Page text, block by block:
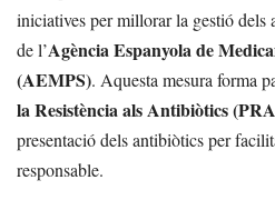
iniciatives per millorar la gestió dels
de l’Agència Espanyola de
(AEMPS). Aquesta mesura forma
la Resistència als Antibiòtics
presentació dels antibiòtics per
responsable.